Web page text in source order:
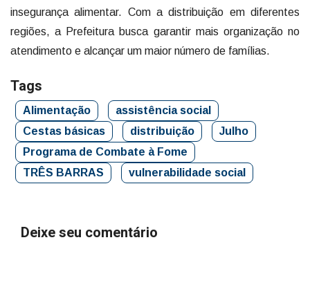
insegurança alimentar. Com a distribuição em diferentes
regiões, a Prefeitura busca garantir mais organização no
atendimento e alcançar um maior número de famílias.
Tags
Alimentação
assistência social
Cestas básicas
distribuição
Julho
Programa de Combate à Fome
TRÊS BARRAS
vulnerabilidade social
Deixe seu comentário